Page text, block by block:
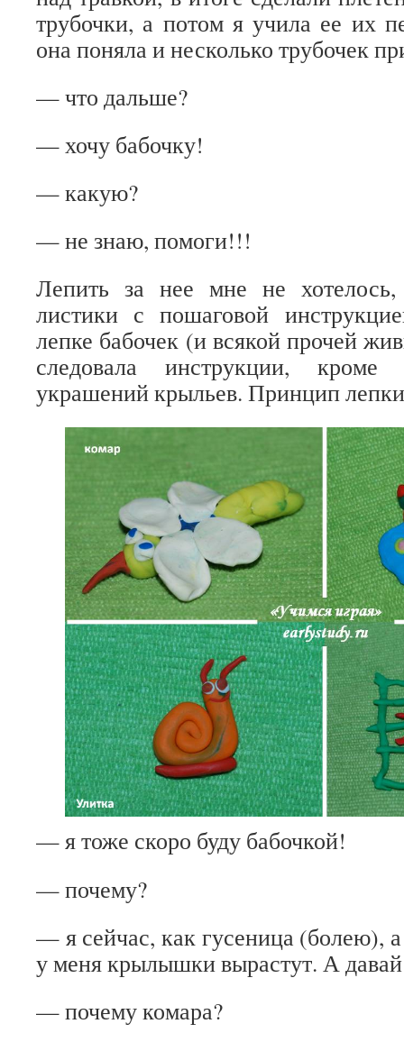
трубочки, а потом я учила ее их
она поняла и несколько трубочек
— что дальше?
— хочу бабочку!
— какую?
— не знаю, помоги!!!
Лепить за нее мне не
листики с пошаговой
лепке бабочек (и всякой прочей
следовала инструкции,
украшений крыльев. Принцип
— я тоже скоро буду бабочкой!
— почему?
— я сейчас, как гусеница (болею),
у меня крылышки вырастут. А
— почему комара?